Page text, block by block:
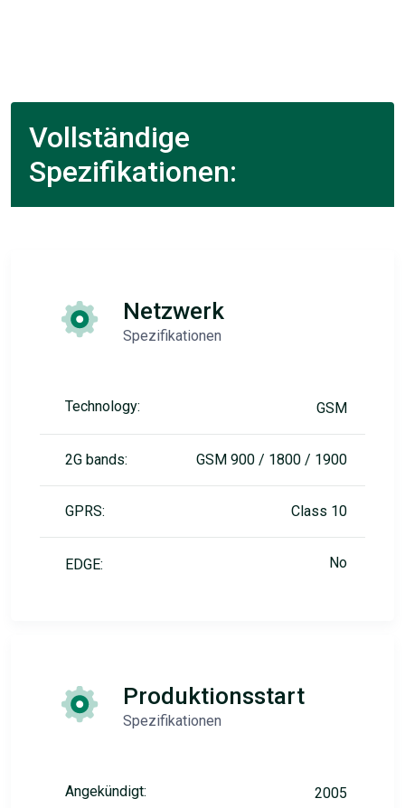
Vollständige
Spezifikationen:
Netzwerk
Spezifikationen
Technology: GSM
2G bands: GSM 900 / 1800 / 1900
GPRS: Class 10
EDGE: No
Produktionsstart
Spezifikationen
Angekündigt: 2005